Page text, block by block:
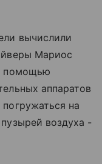
вычислили
Мариос
помощью
аппаратов
на
воздуха -